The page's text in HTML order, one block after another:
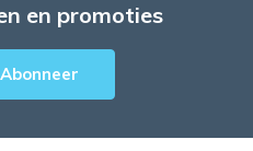
en promoties
Abonneer